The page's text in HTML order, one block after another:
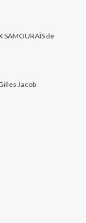
SAMOURAÏS de
Jacob